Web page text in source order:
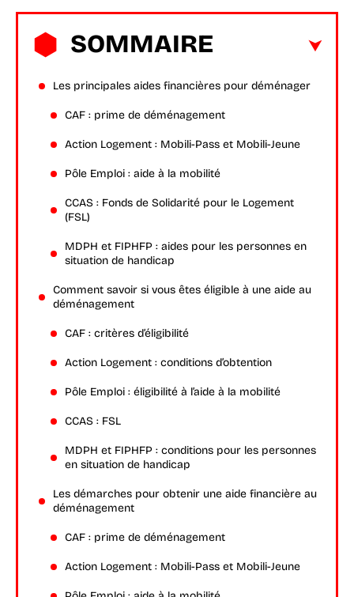
SOMMAIRE
Les principales aides financières pour déménager
CAF : prime de déménagement
Action Logement : Mobili-Pass et Mobili-Jeune
Pôle Emploi : aide à la mobilité
CCAS : Fonds de Solidarité pour le Logement
(FSL)
MDPH et FIPHFP : aides pour les personnes en
situation de handicap
Comment savoir si vous êtes éligible à une aide au
déménagement
CAF : critères d’éligibilité
Action Logement : conditions d’obtention
Pôle Emploi : éligibilité à l’aide à la mobilité
CCAS : FSL
MDPH et FIPHFP : conditions pour les personnes
en situation de handicap
Les démarches pour obtenir une aide financière au
déménagement
CAF : prime de déménagement
Action Logement : Mobili-Pass et Mobili-Jeune